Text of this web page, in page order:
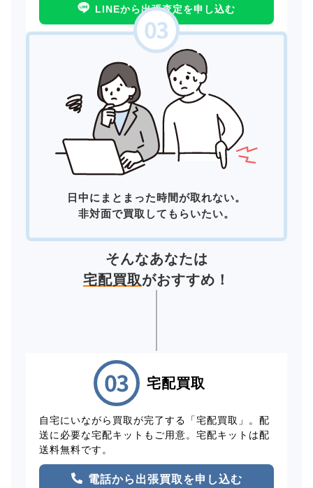
LINEから出張査定を申し込む
日中にまとまった時間が取れない。
非対面で買取してもらいたい。
そんなあなたは
宅配買取がおすすめ！
宅配買取
自宅にいながら買取が完了する「宅配買取」。配
送に必要な宅配キットもご用意。宅配キットは配
送料無料です。
電話から出張買取を申し込む